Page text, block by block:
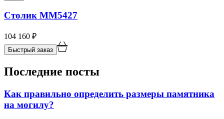
Столик ММ5427
104 160 ₽
Быстрый заказ
Последние посты
Как правильно определить размеры памятника
на могилу?